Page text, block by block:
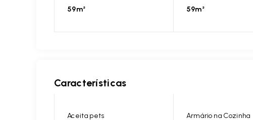
59m²
59m²
Características
Aceita pets Armário na Cozinha